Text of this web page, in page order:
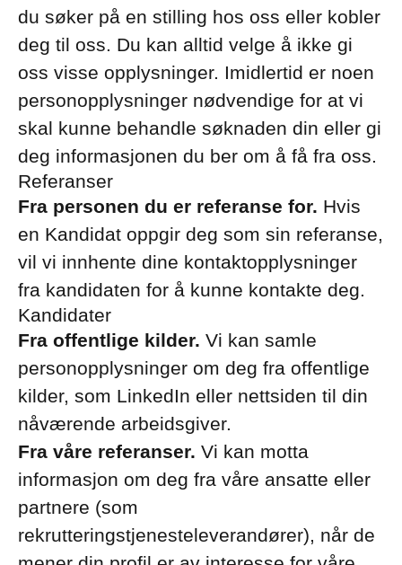
du søker på en stilling hos oss eller kobler
deg til oss. Du kan alltid velge å ikke gi
oss visse opplysninger. Imidlertid er noen
personopplysninger nødvendige for at vi
skal kunne behandle søknaden din eller gi
deg informasjonen du ber om å få fra oss.
Referanser
Fra personen du er referanse for. Hvis
en Kandidat oppgir deg som sin referanse,
vil vi innhente dine kontaktopplysninger
fra kandidaten for å kunne kontakte deg.
Kandidater
Fra offentlige kilder. Vi kan samle
personopplysninger om deg fra offentlige
kilder, som LinkedIn eller nettsiden til din
nåværende arbeidsgiver.
Fra våre referanser. Vi kan motta
informasjon om deg fra våre ansatte eller
partnere (som
rekrutteringstjenesteleverandører), når de